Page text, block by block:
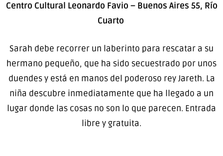
Centro Cultural Leonardo Favio – Buenos Aires 55, Río
Cuarto
Sarah debe recorrer un laberinto para rescatar a su
hermano pequeño, que ha sido secuestrado por unos
duendes y está en manos del poderoso rey Jareth. La
niña descubre inmediatamente que ha llegado a un
lugar donde las cosas no son lo que parecen. Entrada
libre y gratuita.